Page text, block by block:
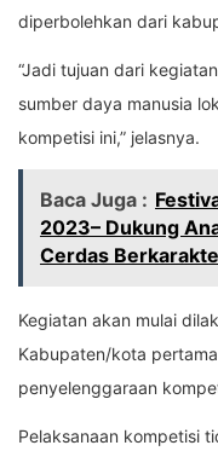
diperbolehkan dari
“Jadi tujuan dari
sumber daya manusia
kompetisi ini,” jelasnya.
Baca Juga :
2023– Dukung
Cerdas
Kegiatan akan mulai
Kabupaten/kota
penyelenggaraan
Pelaksanaan kompetisi